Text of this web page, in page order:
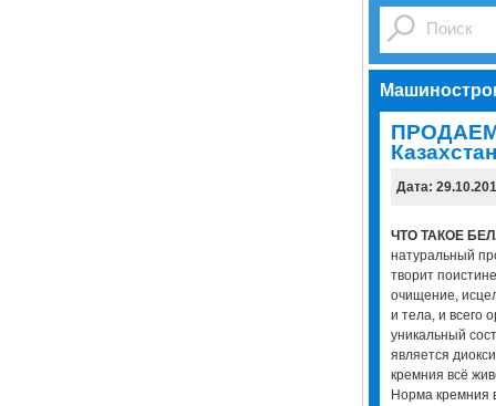
Дата:
ЧТО ТАКОЕ
натуральный
творит
очищение,
и тела, и всего
уникальный
является
кремния всё
Норма кремния